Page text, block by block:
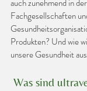
auch zunehmend in
Fachgesellschaften
Produkten? Und wie
unsere Gesundheit